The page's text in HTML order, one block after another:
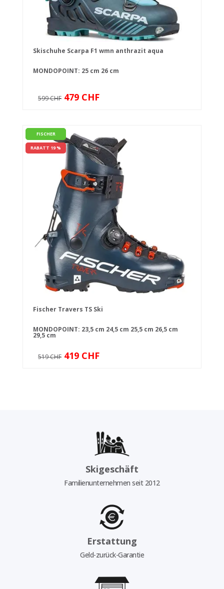
Skischuhe Scarpa F1 wmn anthrazit aqua
MONDOPOINT: 25 cm 26 cm
599 CHF 479 CHF
FISCHER
RABATT 19 %
Fischer Travers TS Ski
MONDOPOINT: 23,5 cm 24,5 cm 25,5 cm 26,5 cm
29,5 cm
519 CHF 419 CHF
Skigeschäft
Familienunternehmen seit 2012
Erstattung
Geld-zurück-Garantie